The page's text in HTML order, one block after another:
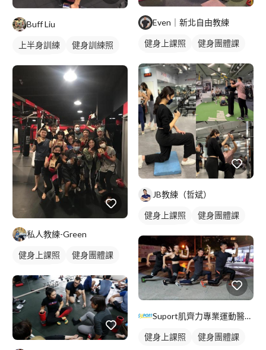
Buff Liu
上半身訓練
健身訓練照
私人教練-Green
健身上課照
健身團體課
Even｜新北自由教練
健身上課照
健身團體課
JB教練（哲斌）
健身上課照
健身團體課
Suport肌齊力專業運動醫學團隊
健身上課照 健身團體課